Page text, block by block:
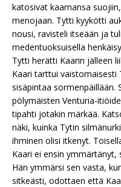
katosivat kaarnansa
menojaan. Tytti kyykötti
nousi, ravisteli itseään ja
medentuoksuisella
Tytti herätti Kaarin jälleen
Kaari tarttui vaistomaisesti
sisäpintaa sormenpäillään.
pölymäisten Venturia-
tipahti jotakin märkää.
näki, kuinka Tytin
ihminen olisi itkenyt.
Kaari ei ensin ymmärtänyt,
Hän ymmärsi sen vasta,
sitkeästi, odottaen että